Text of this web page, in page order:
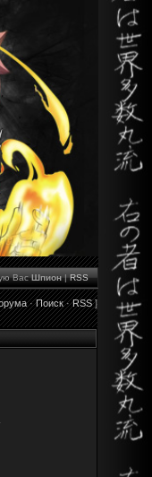
Вас Шпион|RSS
·Поиск·RSS]